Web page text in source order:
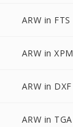
ARW in FTS
ARW in XPM
ARW in DXF
ARW in TGA